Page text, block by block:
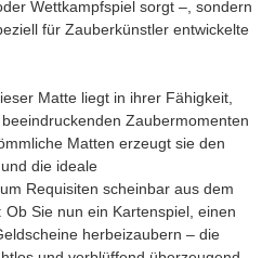
Wettkampfspiel sorgt –, sondern
für Zauberkünstler entwickelte
Matte liegt in ihrer Fähigkeit,
Zaubermomenten
Matten erzeugt sie den
die ideale
Requisiten scheinbar aus dem
Sie nun ein Kartenspiel, einen
herbeizaubern – die